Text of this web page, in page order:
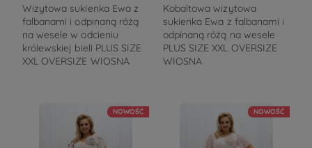
Wizytowa sukienka Ewa z
falbanami i odpinaną różą
na wesele w odcieniu
królewskiej bieli PLUS SIZE
XXL OVERSIZE WIOSNA
Kobaltowa wizytowa
sukienka Ewa z falbanami i
odpinaną różą na wesele
PLUS SIZE XXL OVERSIZE
WIOSNA
NOWOŚĆ NOWOŚĆ